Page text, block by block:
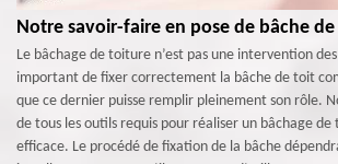
Notre savoir-faire en pose de bâche
Le bâchage de toiture n’est pas une intervention
important de fixer correctement la bâche de toit
que ce dernier puisse remplir pleinement son rôle.
de tous les outils requis pour réaliser un bâchage
efficace. Le procédé de fixation de la bâche